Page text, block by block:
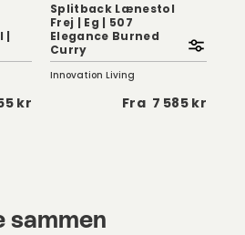
|
kr
Splitback Lænestol
Frej | Eg | 507
Elegance Burned
Curry
Innovation Living
Fra 7 585 kr
sammen